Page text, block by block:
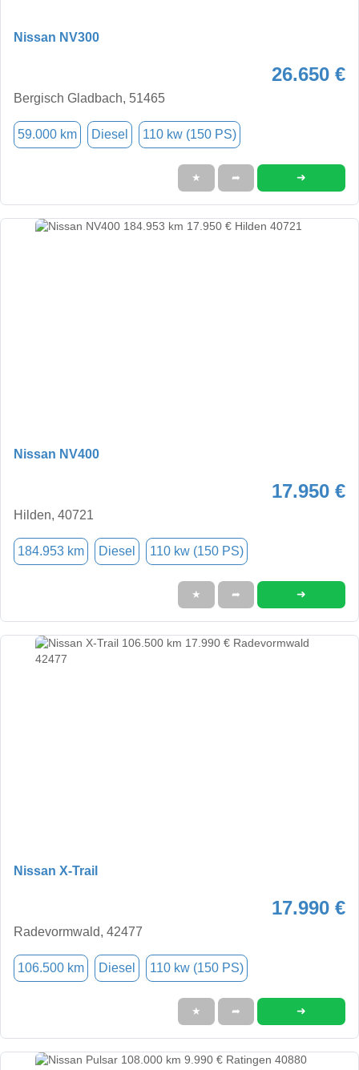
Nissan NV300
26.650 €
Bergisch Gladbach, 51465
59.000 km Diesel 110 kw (150 PS)
★ ➦ ➜
Nissan NV400
17.950 €
Hilden, 40721
184.953 km Diesel 110 kw (150 PS)
★ ➦ ➜
Nissan X-Trail
17.990 €
Radevormwald, 42477
106.500 km Diesel 110 kw (150 PS)
★ ➦ ➜